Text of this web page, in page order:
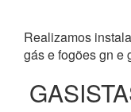
Realizamos
gás e fogões gn e